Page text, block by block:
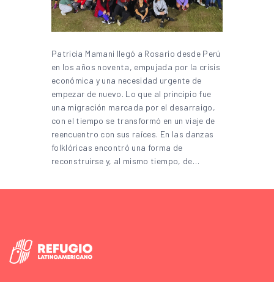
Patricia Mamani llegó a Rosario desde Perú
en los años noventa, empujada por la crisis
económica y una necesidad urgente de
empezar de nuevo. Lo que al principio fue
una migración marcada por el desarraigo,
con el tiempo se transformó en un viaje de
reencuentro con sus raíces. En las danzas
folklóricas encontró una forma de
reconstruirse y, al mismo tiempo, de…